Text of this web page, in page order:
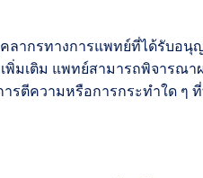
ลากรทางการแพทย์ที่ได้รับอนุ
มเติม แพทย์สามารถพิจารณา
รตีความหรือการกระทำใด ๆ